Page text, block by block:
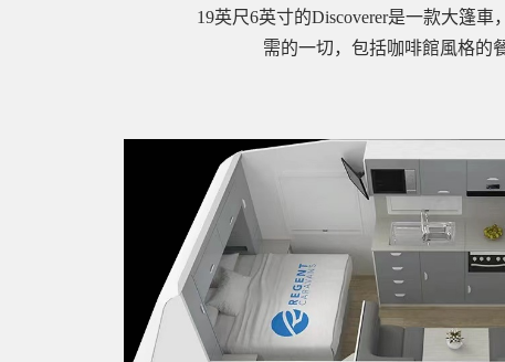
19英尺6英寸的Discoverer是一款大篷
需的一切，包括咖啡館風格的